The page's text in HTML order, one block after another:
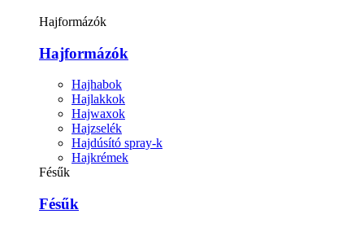
Hajformázók
Hajformázók
Hajhabok
Hajlakkok
Hajwaxok
Hajzselék
Hajdúsító spray-k
Hajkrémek
Fésűk
Fésűk